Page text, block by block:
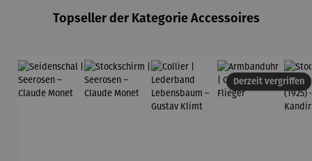
Topseller der Kategorie Accessoires
Derzeit vergriffen